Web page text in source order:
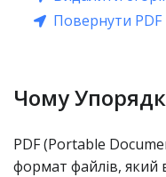
Повернути PDF
Чому
PDF (Portable
формат файлів, який